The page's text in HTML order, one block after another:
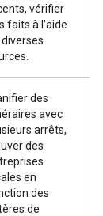
vérifier
faits à l'aide
des
avec
arrêts,
des
en
des
de